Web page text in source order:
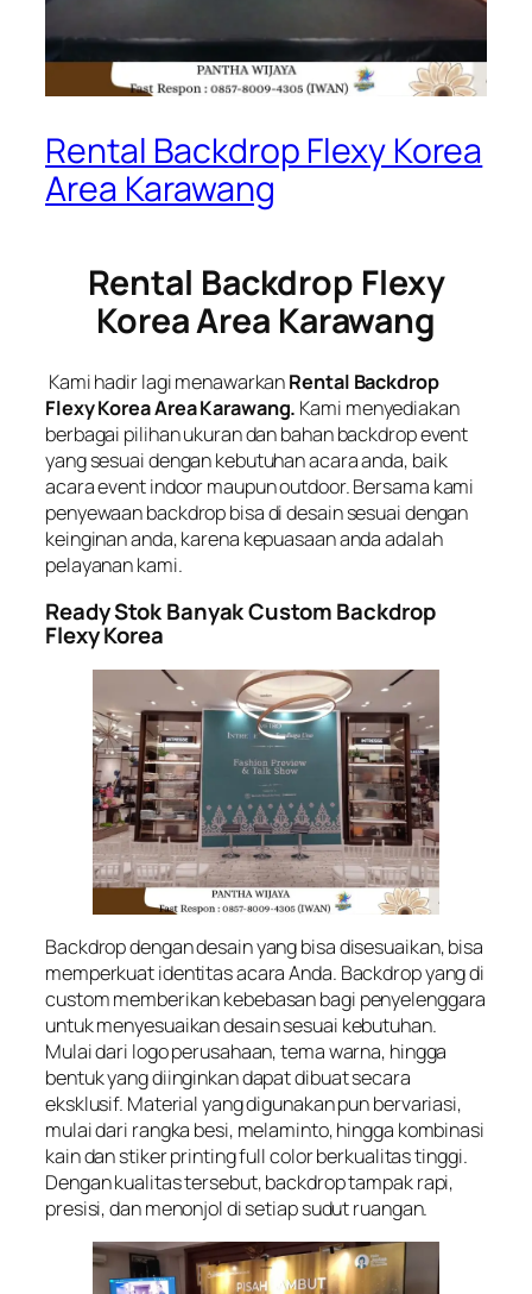
Rental Backdrop Flexy Korea
Area Karawang
Rental Backdrop Flexy
Korea Area Karawang
Kami hadir lagi menawarkanRental Backdrop
Flexy Korea Area Karawang. Kami menyediakan
berbagai pilihan ukuran dan bahan backdrop event
yang sesuai dengan kebutuhan acara anda, baik
acara event indoor maupun outdoor. Bersama kami
penyewaan backdrop bisa di desain sesuai dengan
keinginan anda, karena kepuasaan anda adalah
pelayanan kami.
Ready Stok Banyak Custom Backdrop
Flexy Korea
Backdrop dengan desain yang bisa disesuaikan, bisa
memperkuat identitas acara Anda. Backdrop yang di
custom memberikan kebebasan bagi penyelenggara
untuk menyesuaikan desain sesuai kebutuhan.
Mulai dari logo perusahaan, tema warna, hingga
bentuk yang diinginkan dapat dibuat secara
eksklusif. Material yang digunakan pun bervariasi,
mulai dari rangka besi, melaminto, hingga kombinasi
kain dan stiker printing full color berkualitas tinggi.
Dengan kualitas tersebut, backdrop tampak rapi,
presisi, dan menonjol di setiap sudut ruangan.